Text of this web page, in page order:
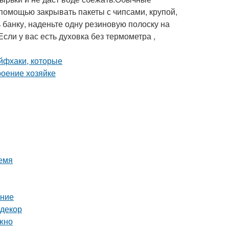
закрывать пакеты с чипсами, крупой,
наденьте одну резиновую полоску на
у вас есть духовка без термометра ,